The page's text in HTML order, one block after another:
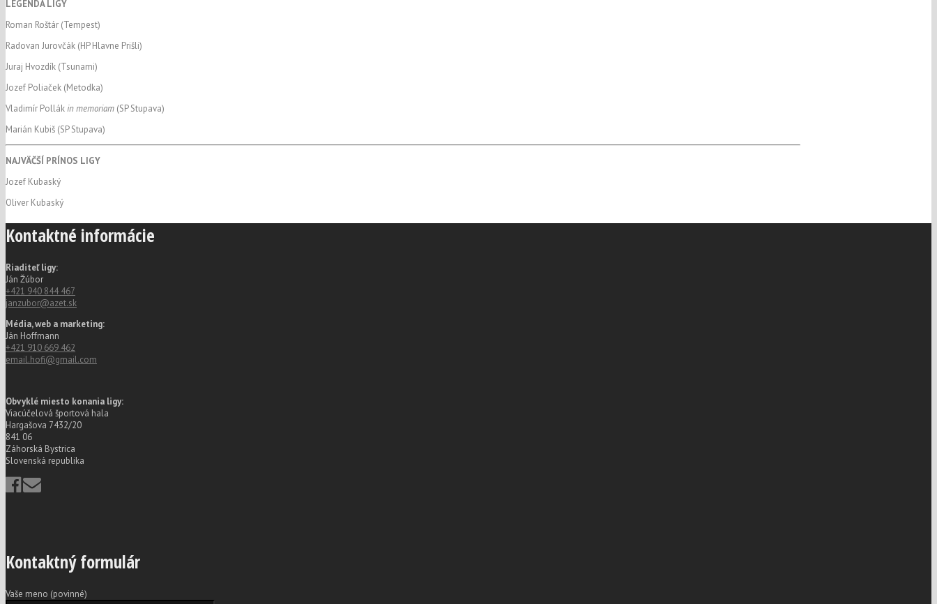
LEGENDA LIGY
Roman Roštár (Tempest)
Radovan Jurovčák (HP Hlavne Prišli)
Juraj Hvozdík (Tsunami)
Jozef Poliaček (Metodka)
Vladimír Pollákin memoriam (SP Stupava)
Marián Kubiš (SP Stupava)
NAJVÄČŠÍ PRÍNOS LIGY
Jozef Kubaský
Oliver Kubaský
Kontaktné informácie
Riaditeľ ligy:
Ján Žúbor
+421 940 844 467
janzubor@azet.sk
Média, web a marketing:
Ján Hoffmann
+421 910 669 462
email.hofi@gmail.com
Obvyklé miesto konania ligy:
Viacúčelová športová hala
Hargašova 7432/20
841 06
Záhorská Bystrica
Slovenská republika
Kontaktný formulár
Vaše meno (povinné)